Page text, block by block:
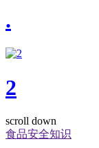
.
2
scroll down
食品安全知识